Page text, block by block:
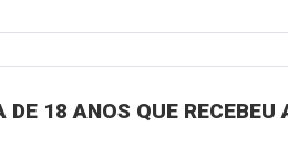
18 ANOS QUE